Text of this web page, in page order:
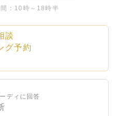
：10時～18時半
談
グ予約
ディに回答